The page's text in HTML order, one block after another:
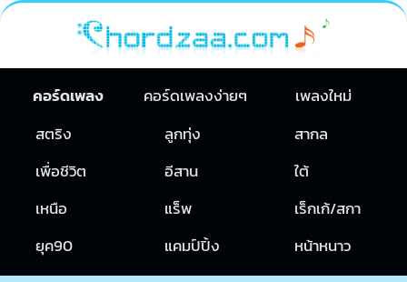
คอร์ดเพลง คอร์ดเพลงง่ายๆ
เพลงใหม่
สตริง
ลูกทุ่ง
สากล
เพื่อชีวิต
อีสาน
ใต้
เหนือ
แร็พ
เร็กเก้/สกา
ยุค90
แคมป์ปิ้ง หน้าหนาว